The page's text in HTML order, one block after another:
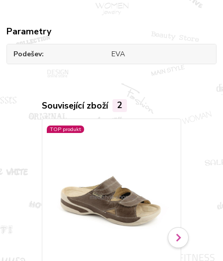
Parametry
Podešev EVA
Související zboží 2
TOP produkt